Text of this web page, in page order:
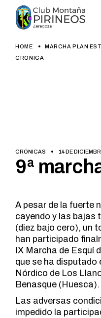
content
HOME MARCHA PLAN
CRONICA
CRÓNICAS 14 DE
9ª
A pesar de la fuerte
cayendo y las bajas
(diez bajo cero), un
han participado
IX Marcha de Esquí
que se ha disputado
Nórdico de Los
Benasque (Huesca).
Las adversas
impedido la